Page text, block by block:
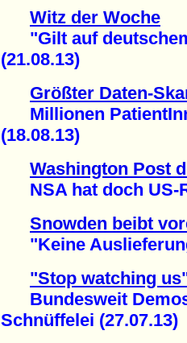
Witz der Woche
"Gilt auf
(21.08.13)
Größter Daten-
Millionen
(18.08.13)
Washington Post
NSA hat doch US-
Snowden beibt
"Keine
"Stop watching
Bundesweit
Schnüffelei (27.07.13)